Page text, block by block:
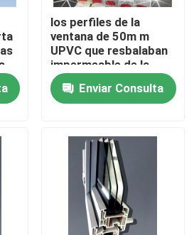
con
de UPVC
de UPVC
los perfiles de la
ventana de 50m m
UPVC que resbalaban
impermeable de la
abertura del marco
modificaron para
requisitos
Enviar Consulta